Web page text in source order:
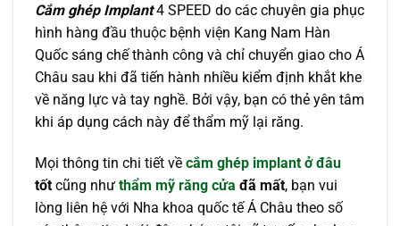
Cắm ghép Implant4 SPEED do các chuyên gia phục
hình hàng đầu thuộc bệnh viện Kang Nam Hàn
Quốc sáng chế thành công và chỉ chuyển giao cho Á
Châu sau khi đã tiến hành nhiều kiểm định khắt khe
về năng lực và tay nghề. Bởi vậy, bạn có thẻ yên tâm
khi áp dụng cách này để thẩm mỹ lại răng.
Mọi thông tin chi tiết về cắm ghép implant ở đâu
tốt cũng như thẩm mỹ răng cửa đã mất, bạn vui
lòng liên hệ với Nha khoa quốc tế Á Châu theo số